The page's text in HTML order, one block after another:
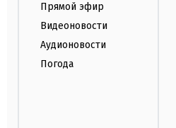
Прямой эфир
Видеоновости
Аудионовости
Погода